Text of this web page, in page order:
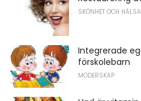
SKÖNHET OCH HÄLSA
Integrerade
förskolebarn
MODERSKAP